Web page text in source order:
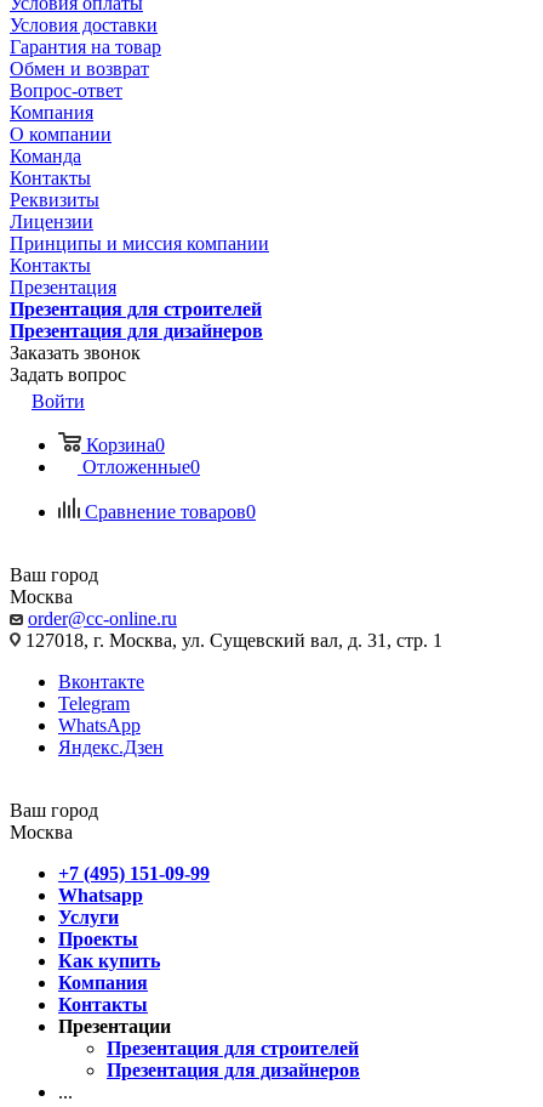
Условия доставки
Гарантия на товар
Обмен и возврат
Вопрос-ответ
Компания
О компании
Команда
Контакты
Реквизиты
Лицензии
Принципы и миссия компании
Контакты
Презентация
Презентация для строителей
Презентация для дизайнеров
Заказать звонок
Задать вопрос
Войти
Корзина0
Отложенные0
Сравнение товаров0
Ваш город
Москва
order@cc-online.ru
127018, г. Москва, ул. Сущевский вал, д. 31, стр. 1
Вконтакте
Telegram
WhatsApp
Яндекс.Дзен
Ваш город
Москва
+7 (495) 151-09-99
Whatsapp
Услуги
Проекты
Как купить
Компания
Контакты
Презентации
Презентация для строителей
Презентация для дизайнеров
...